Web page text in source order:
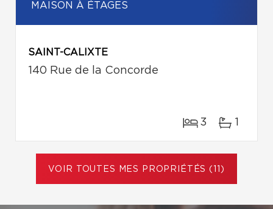
MAISON À ÉTAGES
SAINT-CALIXTE
140 Rue de la Concorde
3 1
VOIR TOUTES MES PROPRIÉTÉS (11)